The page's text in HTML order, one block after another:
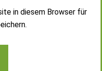
in diesem Browser für